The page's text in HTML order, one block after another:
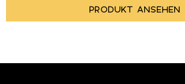
PRODUKT ANSEHEN